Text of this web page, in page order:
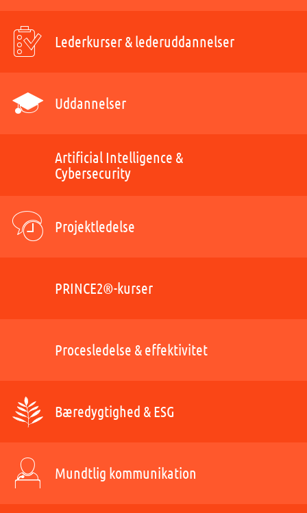
Lederkurser & lederuddannelser
Uddannelser
Artificial Intelligence &
Cybersecurity
Projektledelse
PRINCE2®-kurser
Procesledelse & effektivitet
Bæredygtighed & ESG
Mundtlig kommunikation